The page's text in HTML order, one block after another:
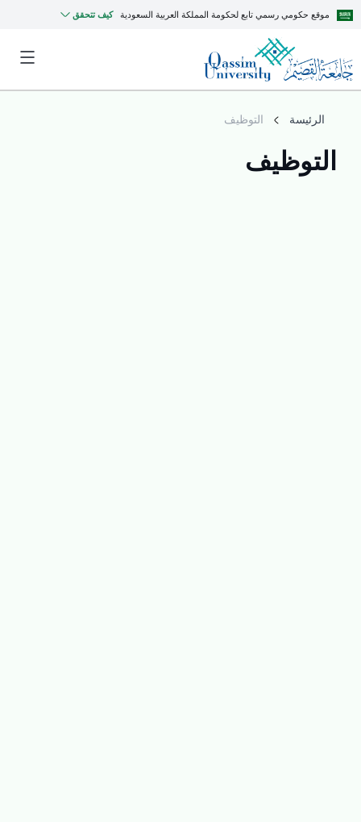
موقع حكومي رسمي تابع لحكومة المملكة العربية السعودية كيف تتحقق
الرئيسة التوظيف
التوظيف